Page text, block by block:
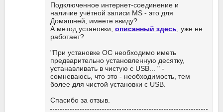
Подключенное интернет-соединение и
наличие учётной записи MS - это для
Домашней, имеете ввиду?
А метод установки, описанный здесь , уже не
работает?
"При установке ОС необходимо иметь
предварительно установленную десятку,
устанавливать в чистую с USB... " -
сомневаюсь, что это - необходимость, тем
более для чистой установки с USB.
Спасибо за отзыв.